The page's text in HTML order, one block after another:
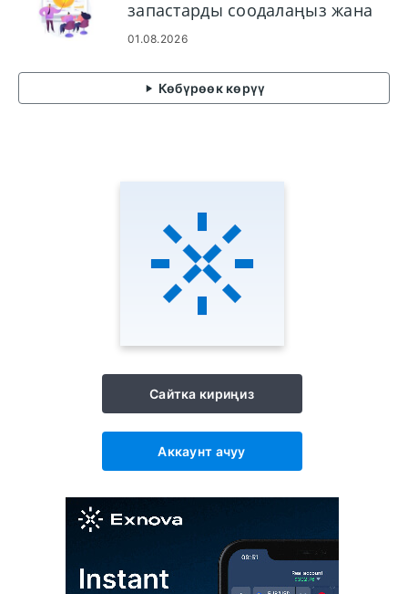
запастарды соодалаңыз жана
Exnovaдан алыңыз
01.08.2026
Көбүрөөк көрүү
Сайтка кириңиз
Аккаунт ачуу